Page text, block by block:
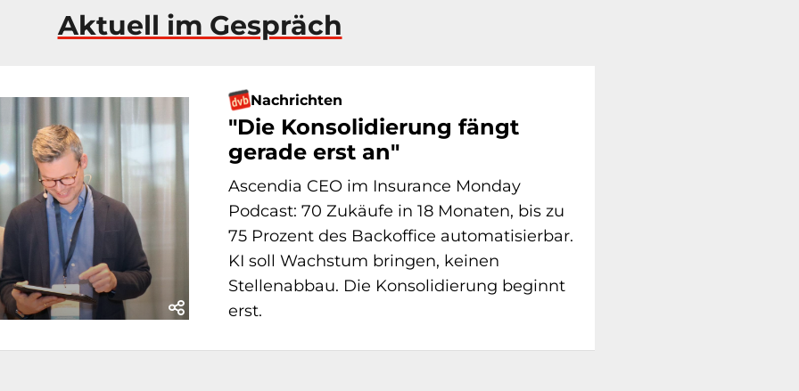
Aktuell im Gespräch
Nachrichten
"Die Konsolidierung fängt
gerade erst an"
Ascendia CEO im Insurance Monday
Podcast: 70 Zukäufe in 18 Monaten, bis zu
75 Prozent des Backoffice automatisierbar.
KI soll Wachstum bringen, keinen
Stellenabbau. Die Konsolidierung beginnt
erst.